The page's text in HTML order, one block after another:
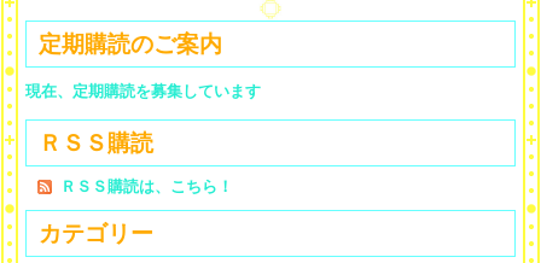
定期購読のご案内
現在、定期購読を募集しています
ＲＳＳ購読
ＲＳＳ購読は、こちら！
カテゴリー